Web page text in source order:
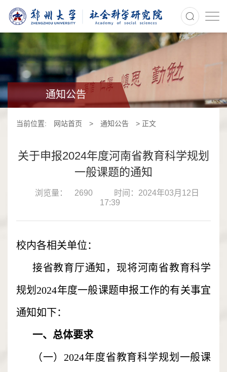
通知公告
当前位置: 网站首页 > 通知公告 > 正文
关于申报2024年度河南省教育科学规划
一般课题的通知
浏览量： 2690
时间：2024年03月12日
17:39
校内各相关单位：
接省教育厅通知，现将河南省教育科学
规划2024年度一般课题申报工作的有关事宜
通知如下：
一、总体要求
（一）2024年度省教育科学规划一般课